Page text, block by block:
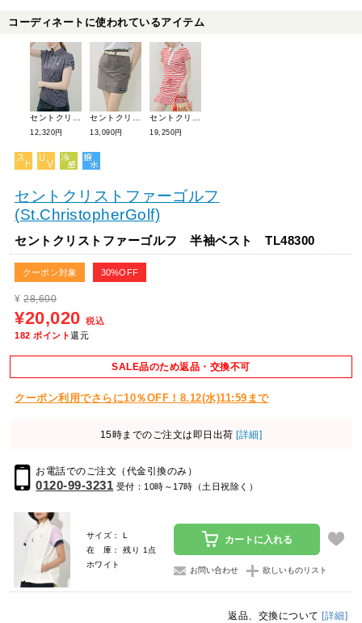
コーディネートに使われているアイテム
12,320円 13,090円 19,250円
セントクリストファーゴルフ
(St.ChristopherGolf)
セントクリストファーゴルフ 半袖ベスト TL48300
クーポン対象 30%OFF
¥ 28,600
¥20,020 税込
182 ポイント還元
SALE品のため返品・交換不可
クーポン利用でさらに10％OFF！8.12(水)11:59まで
15時までのご注文は即日出荷 [詳細]
お電話でのご注文（代金引換のみ）
0120-99-3231 受付：10時～17時（土日祝除く）
サイズ： L
在 庫： 残り 1点
ホワイト
カートに入れる
お問い合わせ 欲しいものリスト
返品、交換について [詳細]